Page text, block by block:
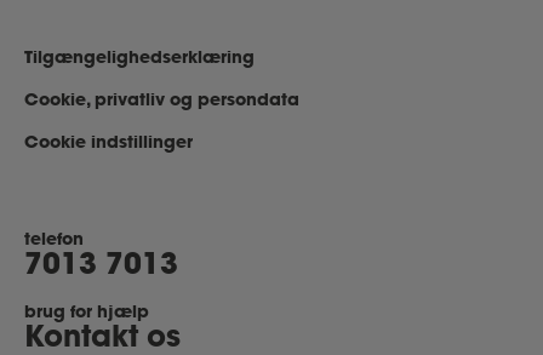
Tilgængelighedserklæring
Cookie, privatliv og persondata
Cookie indstillinger
telefon
7013 7013
brug for hjælp
Kontakt os